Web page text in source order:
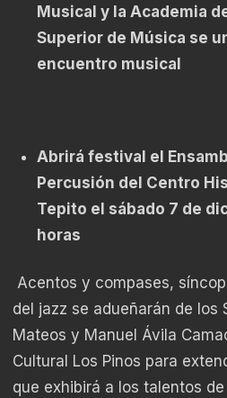
Musical y la Academia
Superior de Música se
encuentro musical
Abrirá festival el
Percusión del Centro
Tepito el sábado 7 de
horas
Acentos y compases,
del jazz se adueñarán de los
Mateos y Manuel Ávila
Cultural Los Pinos para
que exhibirá a los talentos